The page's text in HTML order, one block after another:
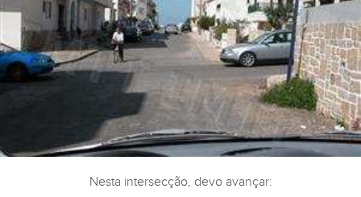
Nesta intersecção, devo avançar: